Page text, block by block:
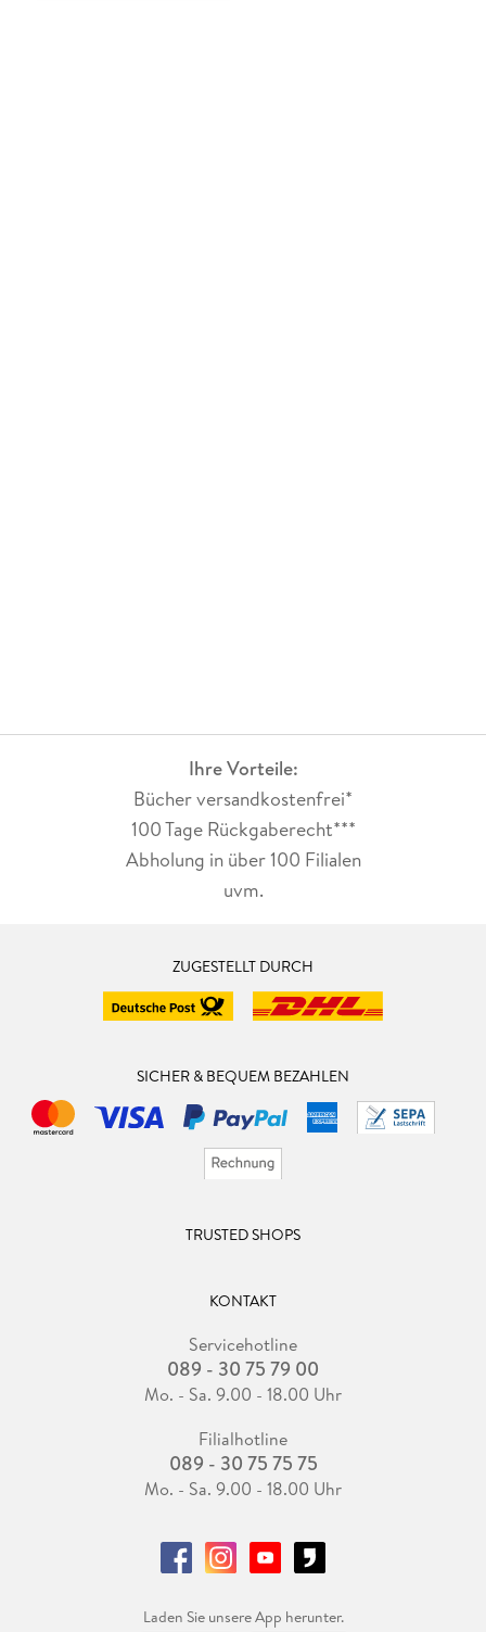
Ihre Vorteile:
Bücher versandkostenfrei*
100 Tage Rückgaberecht***
Abholung in über 100 Filialen
uvm.
ZUGESTELLT DURCH
SICHER & BEQUEM BEZAHLEN
TRUSTED SHOPS
KONTAKT
Servicehotline
089 - 30 75 79 00
Mo. - Sa. 9.00 - 18.00 Uhr
Filialhotline
089 - 30 75 75 75
Mo. - Sa. 9.00 - 18.00 Uhr
Laden Sie unsere App herunter.